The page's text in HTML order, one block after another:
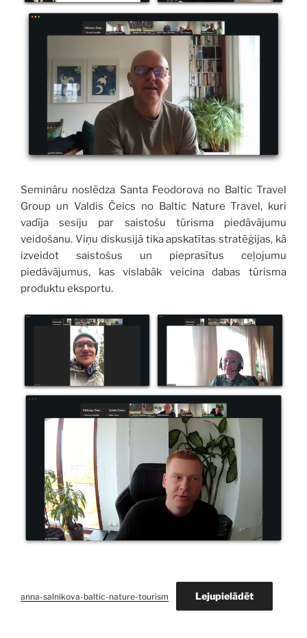
Semināru noslēdza Santa Feodorova no Baltic Travel
Group un Valdis Čeics no Baltic Nature Travel, kuri
vadīja sesiju par saistošu tūrisma piedāvājumu
veidošanu. Viņu diskusijā tika apskatītas stratēģijas, kā
izveidot saistošus un pieprasītus ceļojumu
piedāvājumus, kas vislabāk veicina dabas tūrisma
produktu eksportu.
anna-salnikova-baltic-nature-tourism Lejupielādēt